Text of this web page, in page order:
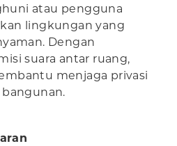
atau pengguna
lingkungan yang
Dengan
suara antar ruang,
menjaga privasi